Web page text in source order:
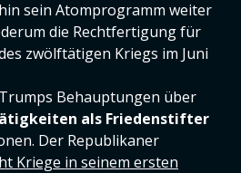
sein Atomprogramm weiter
die Rechtfertigung für
zwölftätigen Kriegs im Juni
Behauptungen über
als Friedenstifter
Der Republikaner
Kriege in seinem ersten